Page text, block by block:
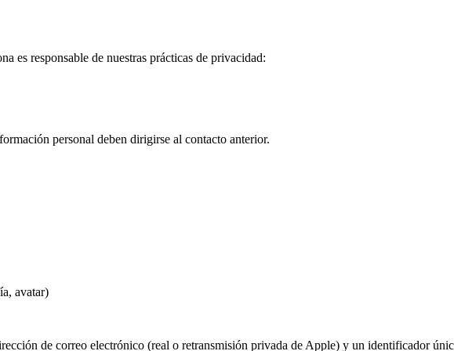
es responsable de nuestras prácticas de privacidad:
personal deben dirigirse al contacto anterior.
avatar)
de correo electrónico (real o retransmisión privada de Apple) y un identificador